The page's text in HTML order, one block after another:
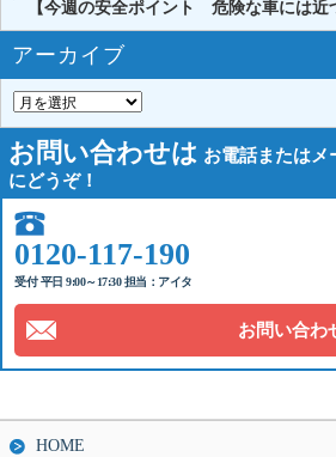
【今週の安全ポイント 危険な車には
アーカイブ
お問い合わせは お電話またはメ
にどうぞ！
0120-117-190
受付 平日 9:00～17:30 担当：アイタ
お問い合わ
HOME